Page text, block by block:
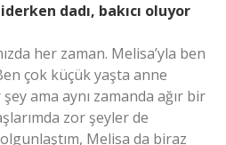
dadı, bakıcı oluyor
her zaman. Melisa’yla ben
çok küçük yaşta anne
ama aynı zamanda ağır bir
zor şeyler de
Melisa da biraz